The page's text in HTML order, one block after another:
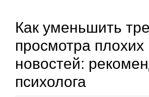
Как уменьшить
просмотра плохих
новостей:
психолога